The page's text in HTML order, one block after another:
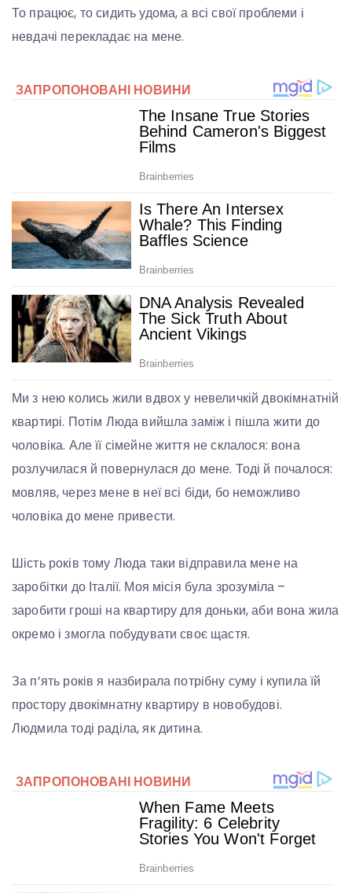
То працює, то сидить удома, а всі свої проблеми і
невдачі перекладає на мене.
Ми з нею колись жили вдвох у невеличкій двокімнатній
квартирі. Потім Люда вийшла заміж і пішла жити до
чоловіка. Але її сімейне життя не склалося: вона
розлучилася й повернулася до мене. Тоді й почалося:
мовляв, через мене в неї всі біди, бо неможливо
чоловіка до мене привести.
Шість років тому Люда таки відправила мене на
заробітки до Італії. Моя місія була зрозуміла –
заробити гроші на квартиру для доньки, аби вона жила
окремо і змогла побудувати своє щастя.
За п’ять років я назбирала потрібну суму і купила їй
простору двокімнатну квартиру в новобудові.
Людмила тоді раділа, як дитина.